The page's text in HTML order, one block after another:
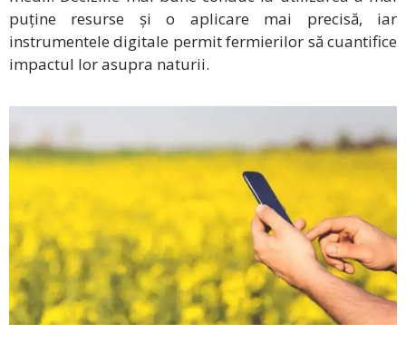
puține resurse și o aplicare mai precisă, iar
instrumentele digitale permit fermierilor să cuantifice
impactul lor asupra naturii.